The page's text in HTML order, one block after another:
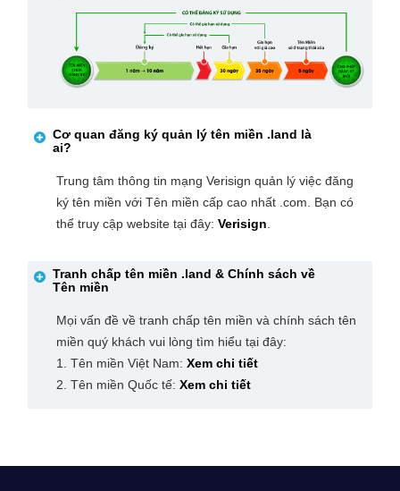
Cơ quan đăng ký quản lý tên miền .land là
ai?
Trung tâm thông tin mạng Verisign quản lý việc đăng
ký tên miền với Tên miền cấp cao nhất .com. Bạn có
thể truy cập website tại đây:Verisign.
Tranh chấp tên miền .land & Chính sách về
Tên miền
Mọi vấn đề về tranh chấp tên miền và chính sách tên
miền quý khách vui lòng tìm hiểu tại đây:
1. Tên miền Việt Nam:Xem chi tiết
2. Tên miền Quốc tế:Xem chi tiết